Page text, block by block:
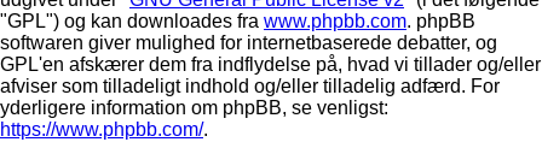
"GPL") og kan downloades fra www.phpbb.com. phpBB
softwaren giver mulighed for internetbaserede debatter, og
GPL'en afskærer dem fra indflydelse på, hvad vi tillader og/eller
afviser som tilladeligt indhold og/eller tilladelig adfærd. For
yderligere information om phpBB, se venligst:
https://www.phpbb.com/.